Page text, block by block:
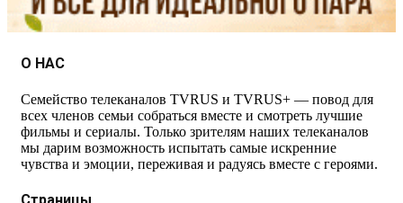
О НАС
Семейство телеканалов TVRUS и TVRUS+ — повод для
всех членов семьи собраться вместе и смотреть лучшие
фильмы и сериалы. Только зрителям наших телеканалов
мы дарим возможность испытать самые искренние
чувства и эмоции, переживая и радуясь вместе с героями.